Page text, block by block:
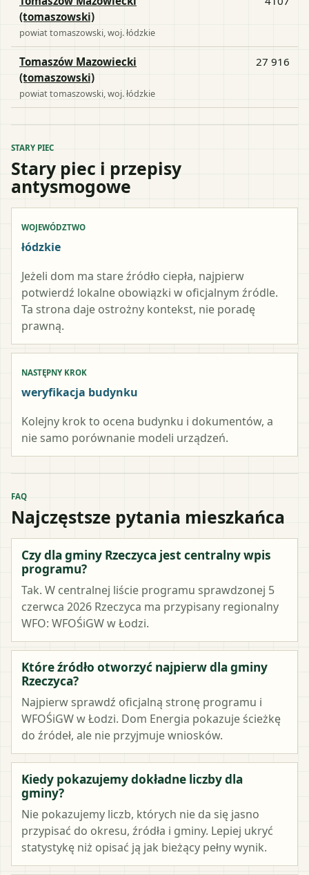
(tomaszowski)
powiattomaszowski , woj.łódzkie
Tomaszów Mazowiecki
(tomaszowski)
powiattomaszowski , woj.łódzkie
27 916
STARY PIEC
Stary piec i przepisy
antysmogowe
WOJEWÓDZTWO
łódzkie
Jeżeli dom ma stare źródło ciepła, najpierw
potwierdź lokalne obowiązki w oficjalnym źródle.
Ta strona daje ostrożny kontekst, nie poradę
prawną.
NASTĘPNY KROK
weryfikacja budynku
Kolejny krok to ocena budynku i dokumentów, a
nie samo porównanie modeli urządzeń.
FAQ
Najczęstsze pytania mieszkańca
Czy dla gminy Rzeczyca jest centralny wpis
programu?
Tak. W centralnej liście programu sprawdzonej 5
czerwca 2026 Rzeczyca ma przypisany regionalny
WFO: WFOŚiGW w Łodzi.
Które źródło otworzyć najpierw dla gminy
Rzeczyca?
Najpierw sprawdź oficjalną stronę programu i
WFOŚiGW w Łodzi. Dom Energia pokazuje ścieżkę
do źródeł, ale nie przyjmuje wniosków.
Kiedy pokazujemy dokładne liczby dla
gminy?
Nie pokazujemy liczb, których nie da się jasno
przypisać do okresu, źródła i gminy. Lepiej ukryć
statystykę niż opisać ją jak bieżący pełny wynik.